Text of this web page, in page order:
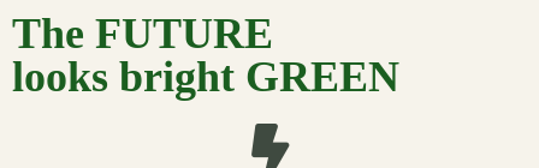
The FUTURE
looks bright GREEN